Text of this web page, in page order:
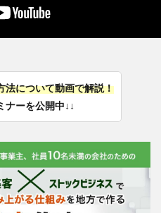
法について動画で解説！
ナーを公開中↓↓